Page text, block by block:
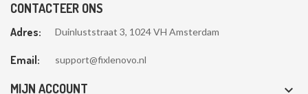
CONTACTEER ONS
Adres: Duinluststraat 3, 1024 VH Amsterdam
Email: support@fixlenovo.nl
MIJN ACCOUNT